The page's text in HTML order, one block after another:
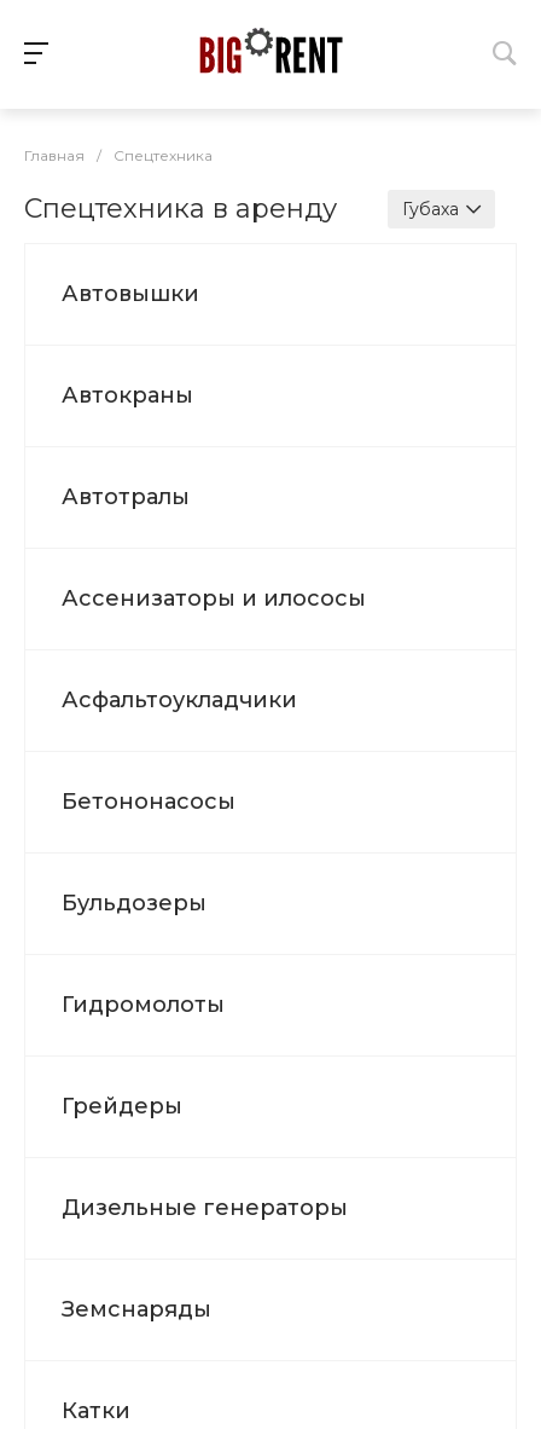
Главная / Спецтехника
Спецтехника в аренду Губаха
Автовышки
Автокраны
Автотралы
Ассенизаторы и илососы
Асфальтоукладчики
Бетононасосы
Бульдозеры
Гидромолоты
Грейдеры
Дизельные генераторы
Земснаряды
Катки